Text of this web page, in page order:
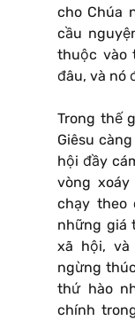
cho Chúa
cầu
thuộc vào
đâu, và nó
Trong thế
Giêsu
hội đầy
vòng
chạy theo
những giá
xã hội,
ngừng
thứ hào
chính